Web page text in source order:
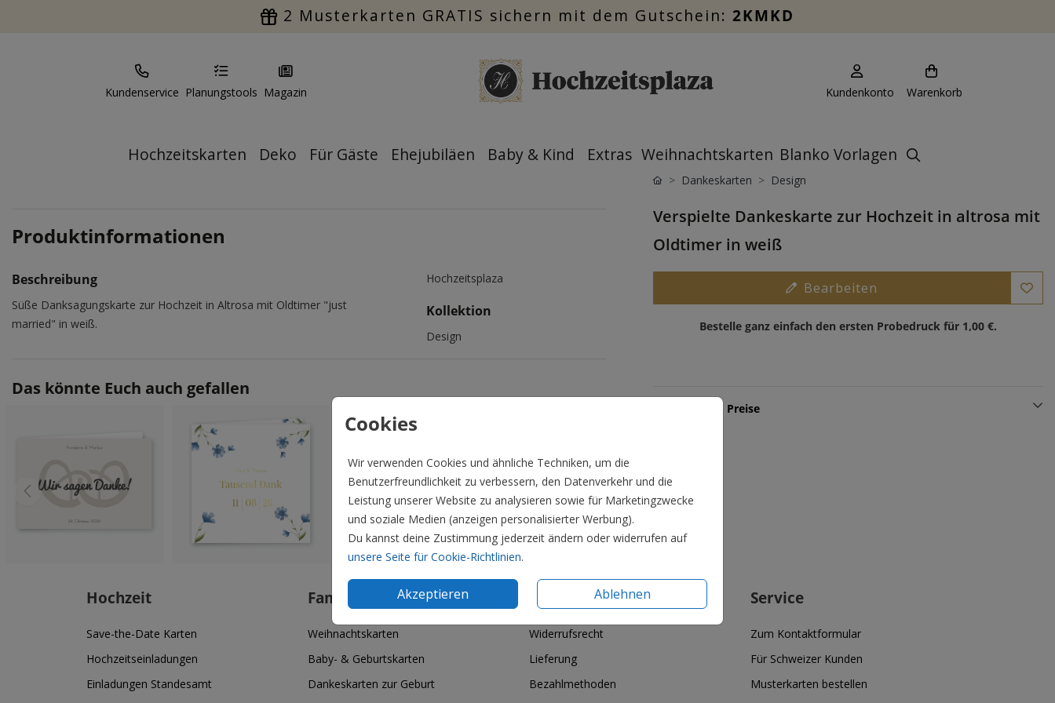
2 Musterkarten GRATIS sichern mit dem Gutschein: 2KMKD
Kundenservice Planungstools Magazin Kundenkonto Warenkorb
Hochzeitskarten Deko Für Gäste Ehejubiläen Baby & Kind Extras Weihnachtskarten Blanko Vorlagen
Cookies
Wir verwenden Cookies und ähnliche Techniken, um die
Benutzerfreundlichkeit zu verbessern, den Datenverkehr und die
Leistung unserer Website zu analysieren sowie für Marketingzwecke
und soziale Medien (anzeigen personalisierter Werbung).
Du kannst deine Zustimmung jederzeit ändern oder widerrufen auf
unsere Seite für Cookie-Richtlinien.
Akzeptieren Ablehnen
Produktinformationen
Beschreibung
Süße Danksagungskarte zur Hochzeit in Altrosa mit Oldtimer "just
married" in weiß.
Hochzeitsplaza
Kollektion
Design
Das könnte Euch auch gefallen
Dankeskarten Design
Verspielte Dankeskarte zur Hochzeit in altrosa mit
Oldtimer in weiß
Bearbeiten
Bestelle ganz einfach den ersten Probedruck für 1,00 €.
Formate und Preise
Hochzeit
Save-the-Date Karten
Hochzeitseinladungen
Einladungen Standesamt
Familie & Feiertage
Weihnachtskarten
Baby- & Geburtskarten
Dankeskarten zur Geburt
Informationen
Widerrufsrecht
Lieferung
Bezahlmethoden
Service
Zum Kontaktformular
Für Schweizer Kunden
Musterkarten bestellen